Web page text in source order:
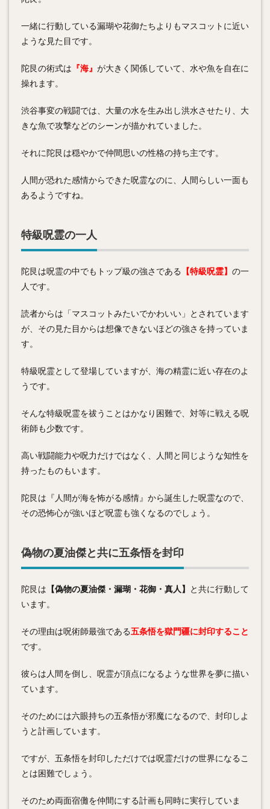
一緒に行動している漏瑚や花御たちよりもマスコットに近い
ような見た目です。
陀艮の術式は 『海』 が大きく関係していて、水や魚を自在に
操れます。
渋谷事変の戦闘では、大量の水を生み出し洪水させたり、大
きな魚で攻撃などのシーンが描かれていました。
それに陀艮は穏やかで仲間思いの性格の持ち主です。
人間が恐れた感情からできた呪霊なのに、人間らしい一面も
あるようですね。
特級呪霊の一人
陀艮は呪霊の中でもトップ級の強さである 【特級呪霊】 の一
人です。
読者からは「マスコットみたいでかわいい」とされています
が、その見た目からは想像できないほどの強さを持っていま
す。
特級呪霊として登場していますが、海の精霊に近い存在のよ
うです。
そんな特級呪霊を祓うことはかなり困難で、対等に戦える呪
術師も少数です。
高い戦闘能力や呪力だけではなく、人間と同じような知性を
持ったものもいます。
陀艮は『人間が海を怖がる感情』から誕生した呪霊なので、
その恐怖心が強いほど呪霊も強くなるのでしょう。
偽物の夏油傑と共に五条悟を封印
陀艮は 【偽物の夏油傑・漏瑚・花御・真人】
と共に行動して
います。
その理由は呪術師最強である五条悟を獄門疆に封印すること
です。
彼らは人間を倒し、呪霊が頂点になるような世界を夢に描い
ています。
そのためには六眼持ちの五条悟が邪魔になるので、封印しよ
うと計画しています。
ですが、五条悟を封印しただけでは呪霊だけの世界になるこ
とは困難でしょう。
そのため両面宿儺を仲間にする計画も同時に実行していま